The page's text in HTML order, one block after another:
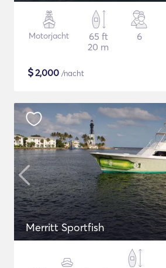
Motorjacht
65 ft
20 m
6
$2,000 /nacht
Merritt Sportfish